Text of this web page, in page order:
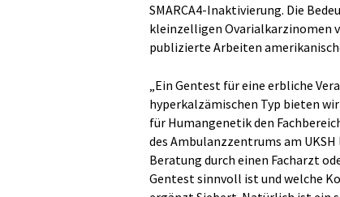
SMARCA4-Inaktivierung. Die
kleinzelligen Ovarialkarzinomen
publizierte Arbeiten
„Ein Gentest für eine erbliche
hyperkalzämischen Typ bieten
für Humangenetik den
des Ambulanzzentrums am
Beratung durch einen Facharzt
Gentest sinnvoll ist und welche